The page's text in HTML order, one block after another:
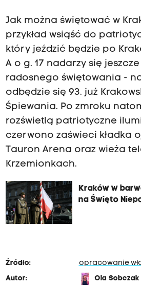
Jak można świętować w
przykład wsiąść do
który jeździć będzie po
A o g. 17 nadarzy się
radosnego świętowania - na
odbędzie się 93. już
Śpiewania. Po zmroku
rozświetlą patriotyczne
czerwono zaświeci kładka
Tauron Arena oraz wieża
Krzemionkach.
Kraków w
na Święto
Źródło:
opracowanie
Autor:
Ola Sobczak